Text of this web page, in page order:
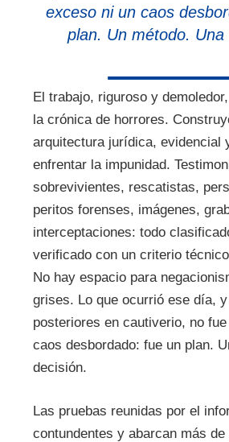
exceso ni un caos
plan. Un método. Una
El trabajo, riguroso y
la crónica de horrores.
arquitectura jurídica, evidencial
enfrentar la impunidad.
sobrevivientes, rescatistas,
peritos forenses, imágenes,
interceptaciones: todo
verificado con un criterio
No hay espacio para
grises. Lo que ocurrió ese día,
posteriores en cautiverio, no
caos desbordado: fue un plan.
decisión.
Las pruebas reunidas por el
contundentes y abarcan más